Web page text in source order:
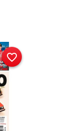
favorite_border